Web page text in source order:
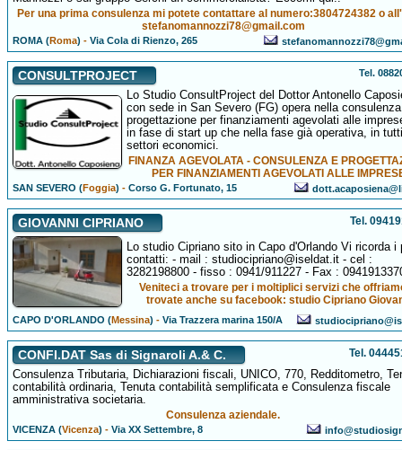
Per una prima consulenza mi potete contattare al numero:3804724382 o
stefanomannozzi78@gmail.com
ROMA (Roma) -Via Cola di Rienzo, 265
CONSULTPROJECT Tel.
Lo Studio ConsultProject del Dottor Antonello
con sede in San Severo (FG) opera nella
progettazione per finanziamenti agevolati alle
in fase di start up che nella fase già operativa, in
settori economici.
FINANZA AGEVOLATA - CONSULENZA E
PER FINANZIAMENTI AGEVOLATI ALLE
SAN SEVERO (Foggia) -Corso G. Fortunato, 15
GIOVANNI CIPRIANO Tel.
Lo studio Cipriano sito in Capo d'Orlando Vi ricorda i
contatti: - mail : studiocipriano@iseldat.it - cel :
3282198800 - fisso : 0941/911227 - Fax :
Veniteci a trovare per i moltiplici servizi che
trovate anche su facebook: studio Cipriano
CAPO D'ORLANDO (Messina) -Via Trazzera marina 150/A
CONFI.DAT Sas di Signaroli A.& C. Tel.
Consulenza Tributaria, Dichiarazioni fiscali, UNICO, 770, Redditometro,
contabilità ordinaria, Tenuta contabilità semplificata e Consulenza fiscale
amministrativa societaria.
Consulenza aziendale.
VICENZA (Vicenza) -Via XX Settembre, 8